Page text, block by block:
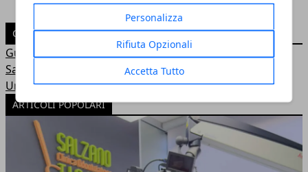
Personalizza
Rifiuta Opzionali
Accetta Tutto
CATEGORIE
Guide
Salute
Uncategorized
ARTICOLI POPOLARI